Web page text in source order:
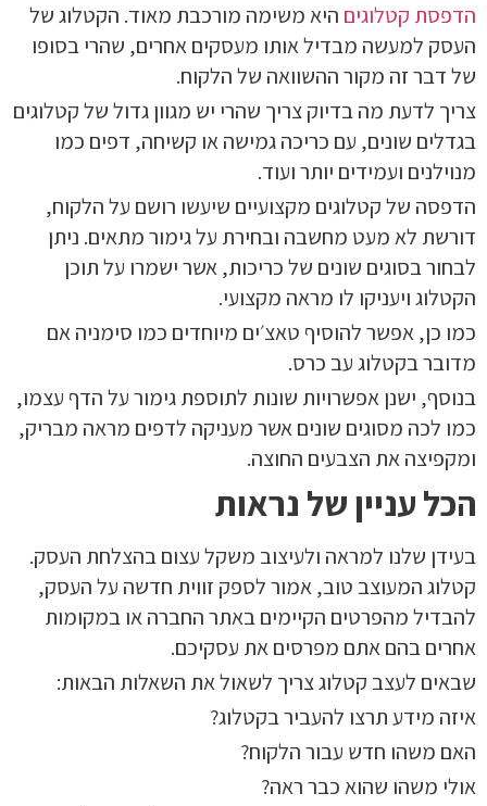
הדפסת קטלוגים היא משימה מורכבת מאוד. הקטלוג של
העסק למעשה מבדיל אותו מעסקים אחרים, שהרי בסופו
של דבר זה מקור ההשוואה של הלקוח.
צריך לדעת מה בדיוק צריך שהרי יש מגוון גדול של קטלוגים
בגדלים שונים, עם כריכה גמישה או קשיחה, דפים כמו
מנוילנים ועמידים יותר ועוד.
הדפסה של קטלוגים מקצועיים שיעשו רושם על הלקוח,
דורשת לא מעט מחשבה ובחירת על גימור מתאים. ניתן
לבחור בסוגים שונים של כריכות, אשר ישמרו על תוכן
הקטלוג ויעניקו לו מראה מקצועי.
כמו כן, אפשר להוסיף טאצ׳ים מיוחדים כמו סימניה אם
מדובר בקטלוג עב כרס.
בנוסף, ישנן אפשרויות שונות לתוספת גימור על הדף עצמו,
כמו לכה מסוגים שונים אשר מעניקה לדפים מראה מבריק,
ומקפיצה את הצבעים החוצה.
הכל עניין של נראות
בעידן שלנו למראה ולעיצוב משקל עצום בהצלחת העסק.
קטלוג המעוצב טוב, אמור לספק זווית חדשה על העסק,
להבדיל מהפרטים הקיימים באתר החברה או במקומות
אחרים בהם אתם מפרסים את עסקיכם.
שבאים לעצב קטלוג צריך לשאול את השאלות הבאות:
איזה מידע תרצו להעביר בקטלוג?
האם משהו חדש עבור הלקוח?
אולי משהו שהוא כבר ראה?